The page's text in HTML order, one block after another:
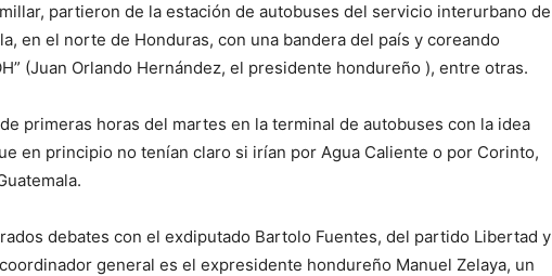
partieron de la estación de autobuses del servicio interurbano de
en el norte de Honduras, con una bandera del país y coreando
(Juan Orlando Hernández, el presidente hondureño ), entre otras.
primeras horas del martes en la terminal de autobuses con la idea
en principio no tenían claro si irían por Agua Caliente o por Corinto,
debates con el exdiputado Bartolo Fuentes, del partido Libertad y
general es el expresidente hondureño Manuel Zelaya, un